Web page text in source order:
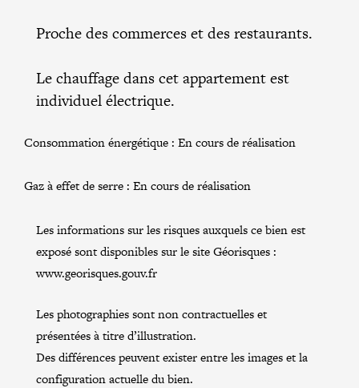
Proche des commerces et des restaurants.
Le chauffage dans cet appartement est
individuel électrique.
Consommation énergétique : En cours de réalisation
Gaz à effet de serre : En cours de réalisation
Les informations sur les risques auxquels ce bien est
exposé sont disponibles sur le site Géorisques :
www.georisques.gouv.fr
Les photographies sont non contractuelles et
présentées à titre d’illustration.
Des différences peuvent exister entre les images et la
configuration actuelle du bien.